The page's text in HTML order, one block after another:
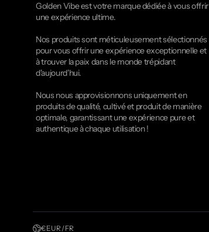
Golden Vibe est votre marque dédiée à vous offrir
une expérience ultime.
Nos produits sont méticuleusement sélectionnés
pour vous offrir une expérience exceptionnelle et
à trouver la paix dans le monde trépidant
d'aujourd'hui.
Nous nous approvisionnons uniquement en
produits de qualité, cultivé et produit de manière
optimale, garantissant une expérience pure et
authentique à chaque utilisation !
€ EUR / FR